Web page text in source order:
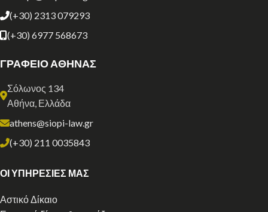
(+30) 2313 079293
(+30) 6977 568673
ΓΡΑΦΕΙΟ ΑΘΗΝΑΣ
Σόλωνος 134
Αθήνα, Ελλάδα
athens@siopi-law.gr
(+30) 211 0035843
ΟΙ ΥΠΗΡΕΣΙΕΣ ΜΑΣ
Αστικό Δίκαιο